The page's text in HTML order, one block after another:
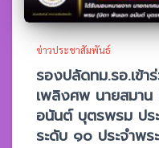
ข่าวประชาสัมพันธ์
รองปลัดทม.รอ.เข้า
เพลิงศพ นายสมา
อนันต์ บุตรพรม ปร
ระดับ ๑๐ ประจำพ